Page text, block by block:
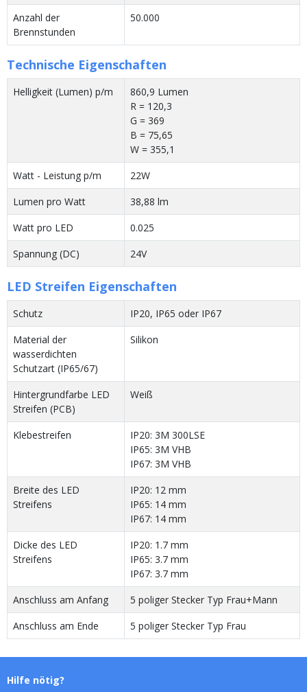
Anzahl der
Brennstunden
50.000
Technische Eigenschaften
Helligkeit (Lumen) p/m
860,9 Lumen
R = 120,3
G = 369
B = 75,65
W = 355,1
Watt - Leistung p/m
22W
Lumen pro Watt
38,88 lm
Watt pro LED
0.025
Spannung (DC)
24V
LED Streifen Eigenschaften
Schutz
IP20, IP65 oder IP67
Material der
wasserdichten
Schutzart (IP65/67)
Silikon
Hintergrundfarbe LED
Streifen (PCB)
Weiß
Klebestreifen
IP20: 3M 300LSE
IP65: 3M VHB
IP67: 3M VHB
Breite des LED
Streifens
IP20: 12 mm
IP65: 14 mm
IP67: 14 mm
Dicke des LED
Streifens
IP20: 1.7 mm
IP65: 3.7 mm
IP67: 3.7 mm
Anschluss am Anfang
5 poliger Stecker Typ Frau+Mann
Anschluss am Ende
5 poliger Stecker Typ Frau
Hilfe nötig?